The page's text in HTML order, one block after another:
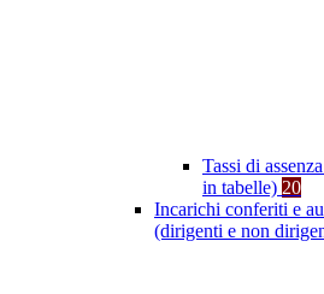
Tassi di
in tabelle) 20
Incarichi conferiti e
(dirigenti e non